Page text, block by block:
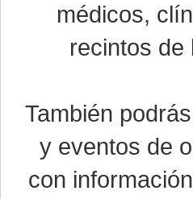
médicos,
recintos de
También
y eventos de
con